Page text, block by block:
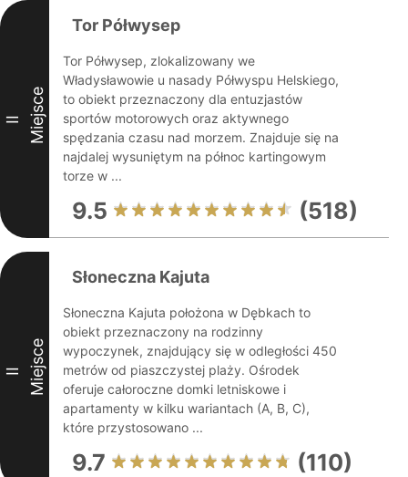
II Miejsce
Tor Półwysep
Tor Półwysep, zlokalizowany we
Władysławowie u nasady Półwyspu Helskiego,
to obiekt przeznaczony dla entuzjastów
sportów motorowych oraz aktywnego
spędzania czasu nad morzem. Znajduje się na
najdalej wysuniętym na północ kartingowym
torze w ...
9.5 (518)
II Miejsce
Słoneczna Kajuta
Słoneczna Kajuta położona w Dębkach to
obiekt przeznaczony na rodzinny
wypoczynek, znajdujący się w odległości 450
metrów od piaszczystej plaży. Ośrodek
oferuje całoroczne domki letniskowe i
apartamenty w kilku wariantach (A, B, C),
które przystosowano ...
9.7 (110)